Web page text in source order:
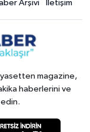
Arşivi İletişim
magazine,
haberlerini ve
edin.